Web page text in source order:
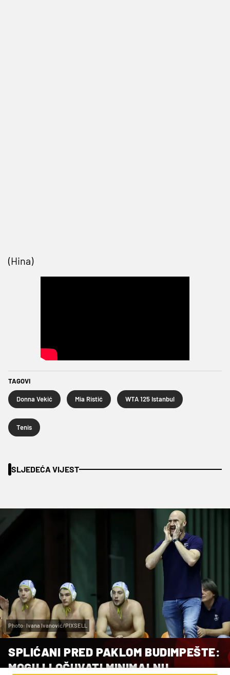
(Hina)
TAGOVI
Donna Vekić Mia Ristić WTA 125 Istanbul
Tenis
SLJEDEĆA VIJEST
Photo: Ivana Ivanović/PIXSELL
SPLIĆANI PRED PAKLOM BUDIMPEŠTE:
MOGU LI OČUVATI MINIMALNU